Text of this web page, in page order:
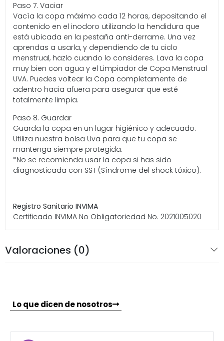
Paso 7. Vaciar
Vacía la copa máximo cada 12 horas, depositando el
contenido en el inodoro utilizando la hendidura que
está ubicada en la pestaña anti-derrame. Una vez
aprendas a usarla, y dependiendo de tu ciclo
menstrual, hazlo cuando lo consideres. Lava la copa
muy bien con agua y el Limpiador de Copa Menstrual
UVA. Puedes voltear la Copa completamente de
adentro hacia afuera para asegurar que esté
totalmente limpia.
Paso 8. Guardar
Guarda la copa en un lugar higiénico y adecuado.
Utiliza nuestra bolsa Uva para que tu copa se
mantenga siempre protegida.
*No se recomienda usar la copa si has sido
diagnosticada con SST (Síndrome del shock tóxico).
Registro Sanitario INVIMA
Certificado INVIMA No Obligatoriedad No. 2021005020
Valoraciones (0)
Lo que dicen de nosotros